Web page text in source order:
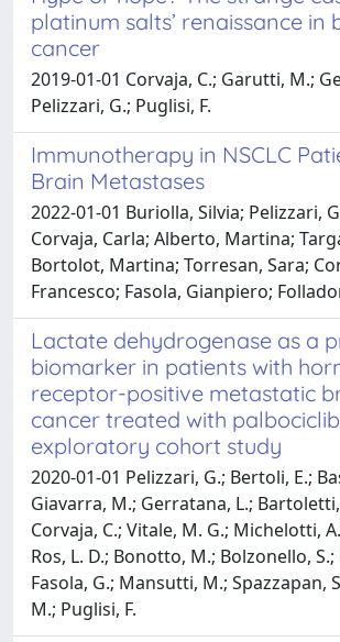
platinum salts’ renaissance in
cancer
2019-01-01 Corvaja, C.; Garutti, M.;
Pelizzari, G.; Puglisi, F.
Immunotherapy in NSCLC
Brain Metastases
2022-01-01 Buriolla, Silvia; Pelizzari,
Corvaja, Carla; Alberto, Martina;
Bortolot, Martina; Torresan, Sara;
Francesco; Fasola, Gianpiero;
Lactate dehydrogenase as a
biomarker in patients with
receptor-positive metastatic
cancer treated with
exploratory cohort study
2020-01-01 Pelizzari, G.; Bertoli, E.;
Giavarra, M.; Gerratana, L.;
Corvaja, C.; Vitale, M. G.; Michelotti,
Ros, L. D.; Bonotto, M.; Bolzonello, S.;
Fasola, G.; Mansutti, M.; Spazzapan,
M.; Puglisi, F.